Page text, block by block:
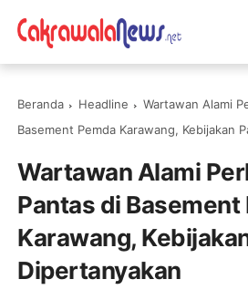
Beranda Headline
Wartawan Alami
Basement Pemda Karawang, Kebijakan
Wartawan Alami
Pantas di Basement
Karawang,
Dipertanyakan